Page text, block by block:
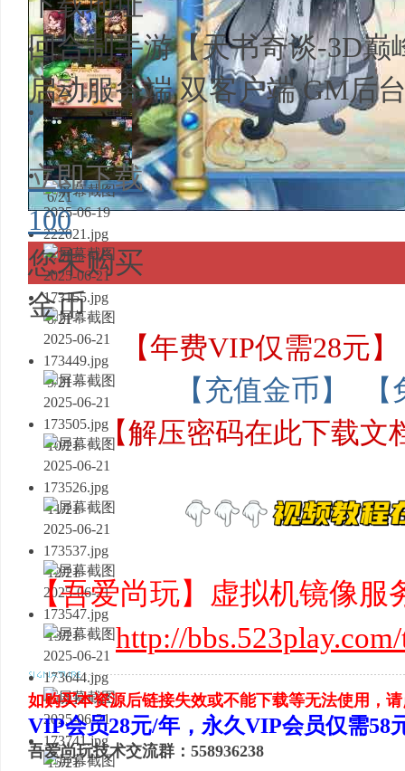
3/21
4/21
5/21
6/21
7/21
8/21
9/21
10/21
11/21
12/21
13/21
14/21
15/21
回合制手游【天书奇谈-3D
启动服务端 双客户端 GM后
立即下载
100
您未购买
金币
【年费VIP仅需28元】
【充值金币】
【解压密码在此下载文
【吾爱尚玩】虚拟机镜像
http://
如购买本资源后链接失效或不能下载等无法使用，
VIP会员28元/年，永久VIP会员仅需58
吾爱尚玩技术交流群：558936238